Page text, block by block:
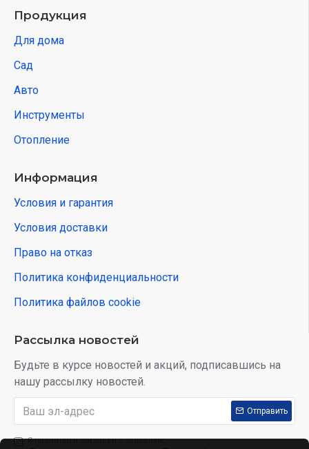
Продукция
Для дома
Сад
Авто
Инструменты
Отопление
Информация
Условия и гарантия
Условия доставки
Право на отказ
Политика конфиденциальности
Политика файлов cookie
Рассылка новостей
Будьте в курсе новостей и акций, подписавшись на
нашу рассылку новостей.
Отправить
Я прочитал и согласен с условиям: